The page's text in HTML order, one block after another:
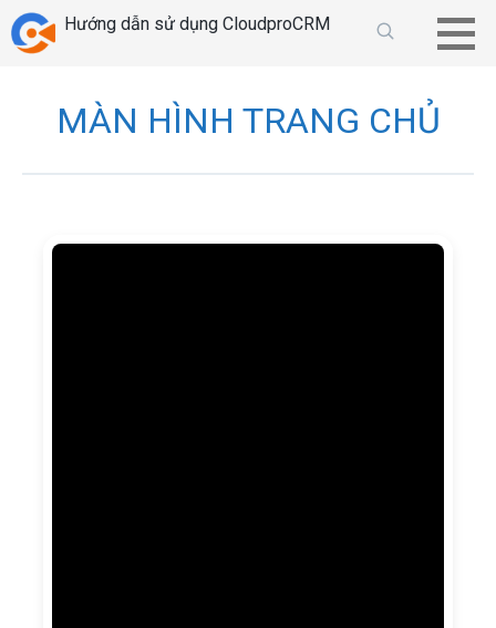
Chuyển
tới
Hướng dẫn sử dụng CloudproCRM
MÀN HÌNH TRANG CHỦ